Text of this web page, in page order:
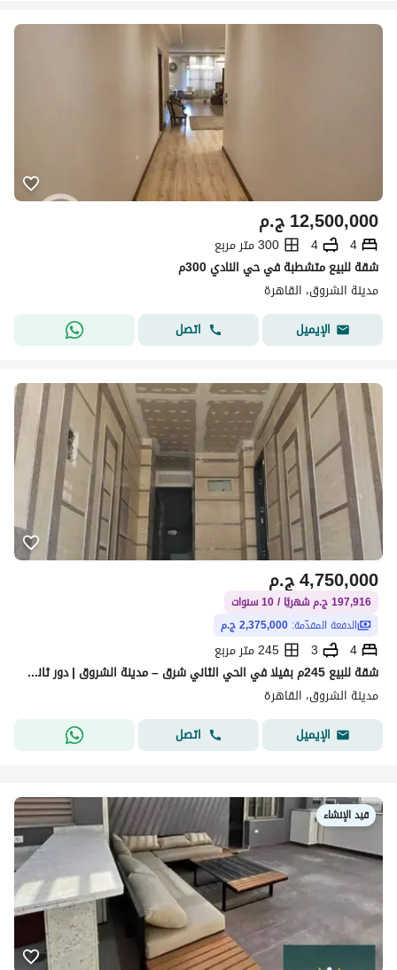
ج.م12,500,000
4
4
300 متر مربع
شقة للبيع متشطبة في حي النادي 300م
مدينة الشروق، القاهرة
الإيميل
اتصل
ج.م4,750,000
197,916 ج.م شهريًا / 10 سنوات
الدفعة المقدّمة: 2,375,000 ج.م
4
3
245 متر مربع
شقة للبيع 245م بفيلا في الحي الثاني شرق – مدينة الشروق | دور ثاني أمامي وناصية | أسانسير
مدينة الشروق، القاهرة
الإيميل
اتصل
قيد الإنشاء